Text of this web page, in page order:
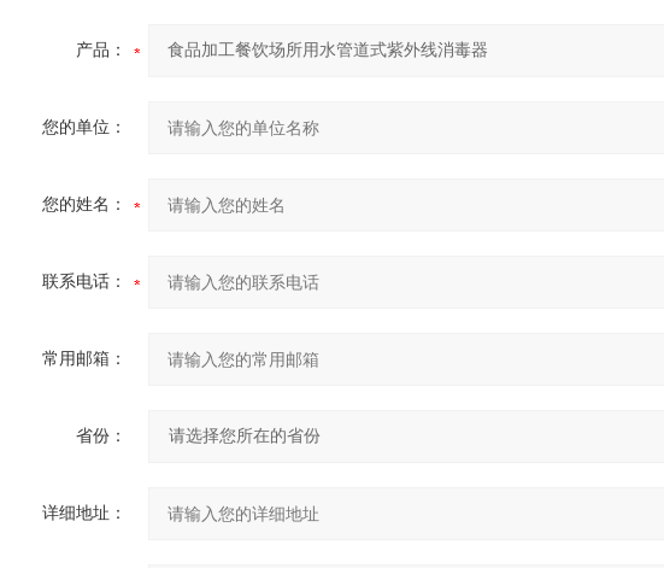
产品：
您的单位：
您的姓名：
联系电话：
常用邮箱：
省份：
详细地址：